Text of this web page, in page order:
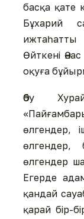
басқа қате
Бұхарий
Өйткені
оқуға
Әбу
өлгендер,
өлгендер,
өлгендер
Егерде
қандай
қарай бір-